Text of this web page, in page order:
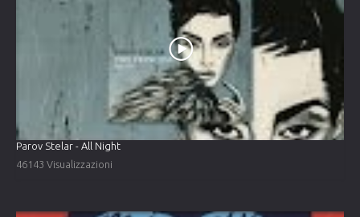
Parov Stelar - All Night
46143 Visualizzazioni